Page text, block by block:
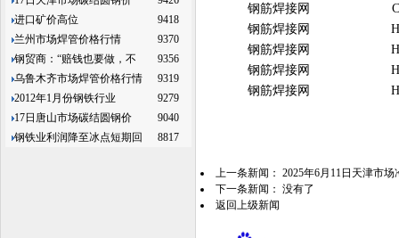
进口矿价高位
9418
兰州市场焊管价格行情
9370
钢贸商：“赔钱也要做，不
9356
乌鲁木齐市场焊管价格行情
9319
2012年1月份钢铁行业
9279
17日唐山市场碳结圆钢价
9040
钢铁业利润降至冰点短期回
8817
钢筋焊接网
钢筋焊接网
钢筋焊接网
钢筋焊接网
钢筋焊接网
上一条新闻： 2025年6月11日天津市
下一条新闻： 没有了
返回上级新闻